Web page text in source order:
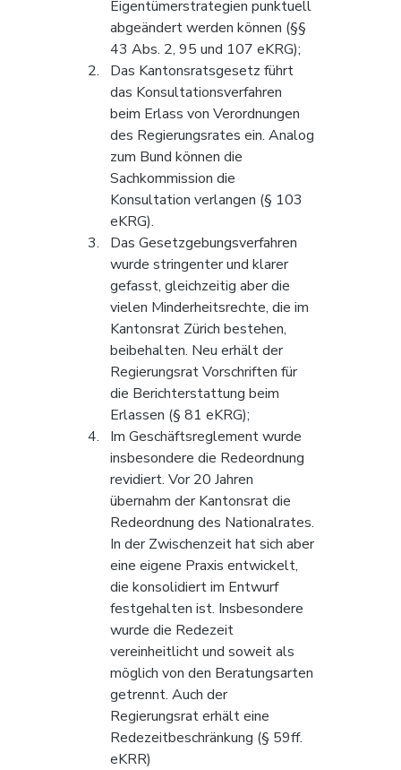
Eigentümerstrategien punktuell
abgeändert werden können (§§
43 Abs. 2, 95 und 107 eKRG);
Das Kantonsratsgesetz führt
das Konsultationsverfahren
beim Erlass von Verordnungen
des Regierungsrates ein. Analog
zum Bund können die
Sachkommission die
Konsultation verlangen (§ 103
eKRG).
Das Gesetzgebungsverfahren
wurde stringenter und klarer
gefasst, gleichzeitig aber die
vielen Minderheitsrechte, die im
Kantonsrat Zürich bestehen,
beibehalten. Neu erhält der
Regierungsrat Vorschriften für
die Berichterstattung beim
Erlassen (§ 81 eKRG);
Im Geschäftsreglement wurde
insbesondere die Redeordnung
revidiert. Vor 20 Jahren
übernahm der Kantonsrat die
Redeordnung des Nationalrates.
In der Zwischenzeit hat sich aber
eine eigene Praxis entwickelt,
die konsolidiert im Entwurf
festgehalten ist. Insbesondere
wurde die Redezeit
vereinheitlicht und soweit als
möglich von den Beratungsarten
getrennt. Auch der
Regierungsrat erhält eine
Redezeitbeschränkung (§ 59ff.
eKRR)